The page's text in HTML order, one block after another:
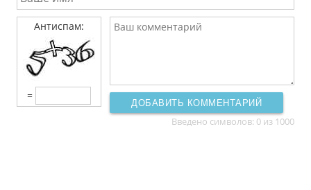
Антиспам:
=
ДОБАВИТЬ КОММЕНТАРИЙ
Введено символов: 0 из 1000